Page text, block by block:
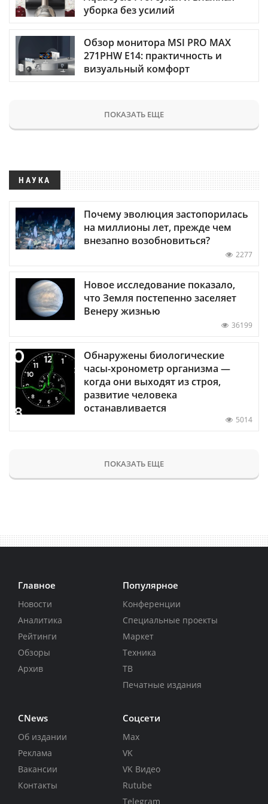
уборка без усилий
Обзор монитора MSI PRO MAX
271PHW E14: практичность и
визуальный комфорт
ПОКАЗАТЬ ЕЩЕ
НАУКА
Почему эволюция застопорилась
на миллионы лет, прежде чем
внезапно возобновиться?
2277
Новое исследование показало,
что Земля постепенно заселяет
Венеру жизнью
36199
Обнаружены биологические
часы-хронометр организма —
когда они выходят из строя,
развитие человека
останавливается
5014
ПОКАЗАТЬ ЕЩЕ
Главное
Новости
Аналитика
Рейтинги
Обзоры
Архив
Популярное
Конференции
Специальные проекты
Маркет
Техника
ТВ
Печатные издания
CNews
Об издании
Реклама
Вакансии
Контакты
Соцсети
Max
VK
VK Видео
Rutube
Telegram